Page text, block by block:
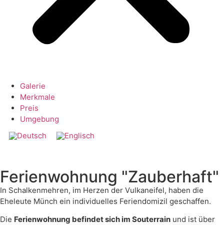
Galerie
Merkmale
Preis
Umgebung
Ferienwohnung "Zauberhaft"
In Schalkenmehren, im Herzen der Vulkaneifel, haben die
Eheleute Münch ein individuelles Feriendomizil geschaffen.
Die Ferienwohnung befindet sich im Souterrain und ist über